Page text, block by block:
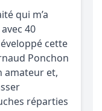
qui m’a
40
cette
Ponchon
amateur et,
réparties